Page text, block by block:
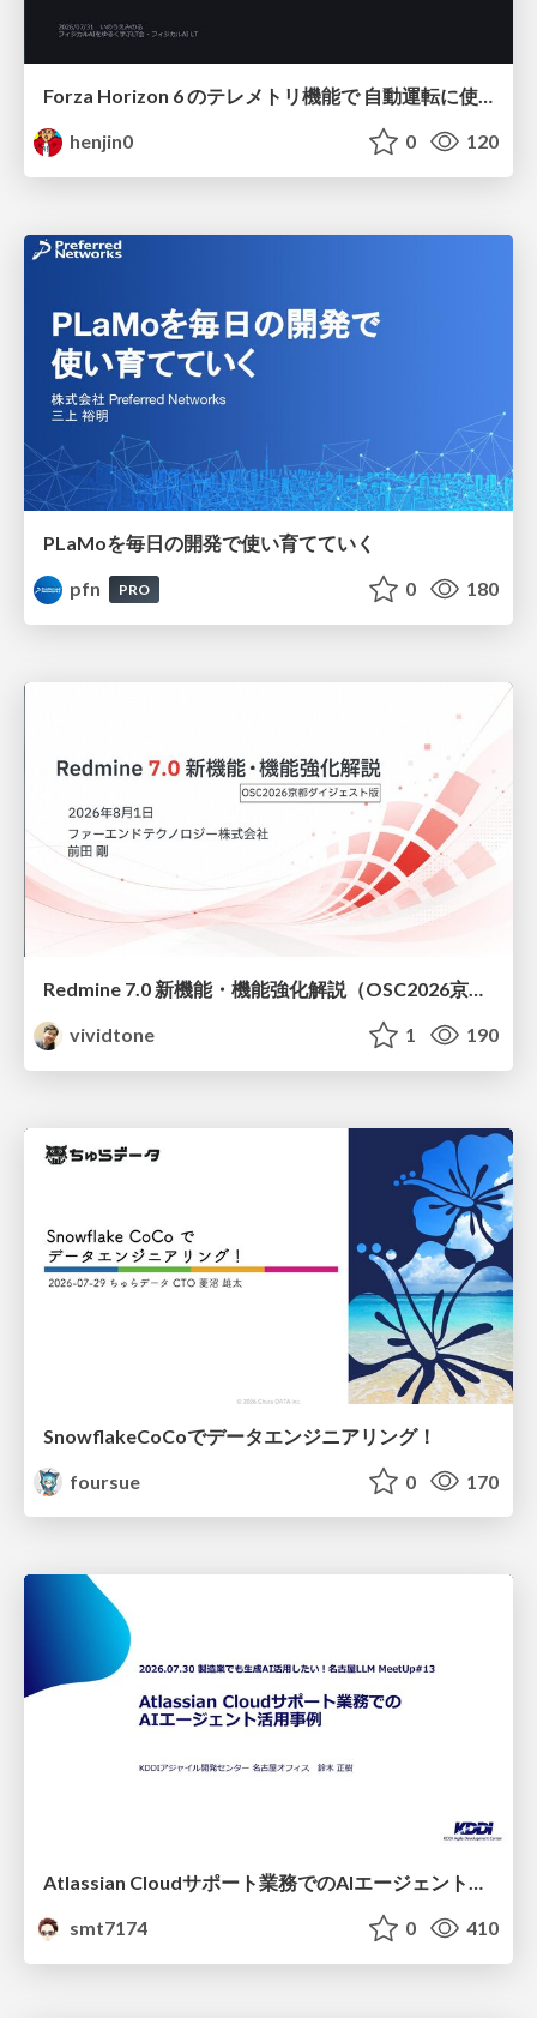
Forza Horizon 6 のテレメトリ機能で 自動運転に使えそうな学習データを集める話
henjin0
0 120
PLaMoを毎日の開発で使い育てていく
pfn
PRO 0 180
Redmine 7.0 新機能・機能強化解説（OSC2026京都ダイジェスト版）
vividtone
1 190
SnowflakeCoCoでデータエンジニアリング！
foursue
0 170
Atlassian Cloudサポート業務でのAIエージェント活用事例
smt7174
0 410